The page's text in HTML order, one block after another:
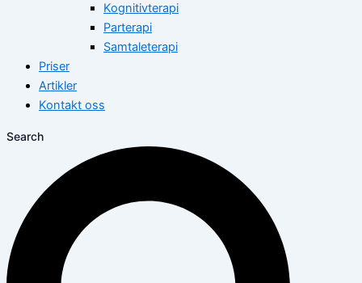
Kognitivterapi
Parterapi
Samtaleterapi
Priser
Artikler
Kontakt oss
Search